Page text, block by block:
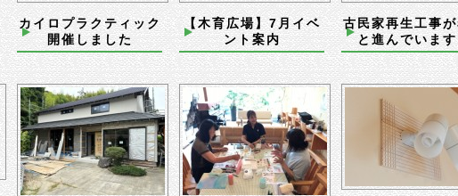
カイロプラクティック
開催しました
【木育広場】7月イベ
ント案内
古民家再生工事
と進んでいま